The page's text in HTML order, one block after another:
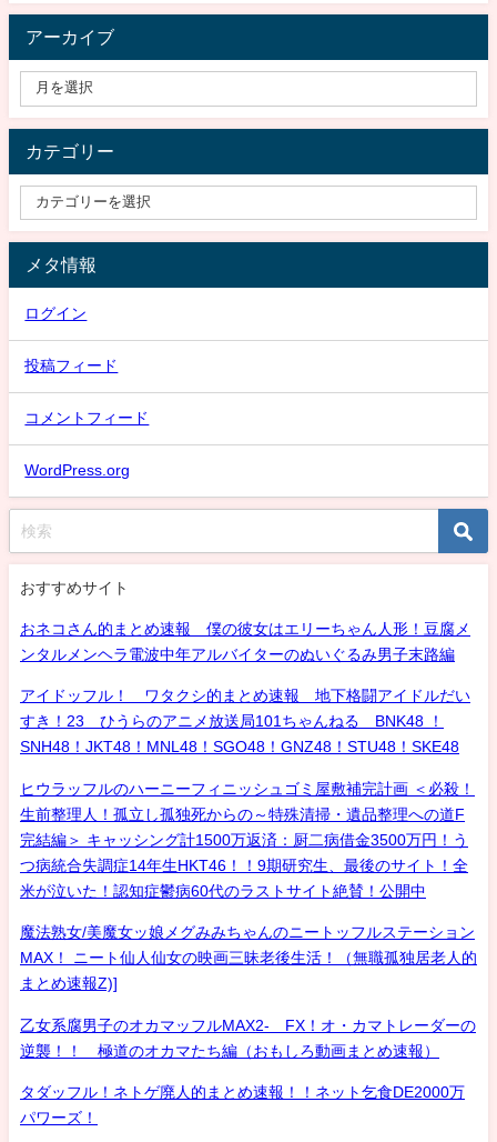
アーカイブ
カテゴリー
メタ情報
ログイン
投稿フィード
コメントフィード
WordPress.org
おすすめサイト
おネコさん的まとめ速報 僕の彼女はエリーちゃん人形！豆腐メ
ンタルメンヘラ電波中年アルバイターのぬいぐるみ男子末路編
アイドッフル！ ワタクシ的まとめ速報 地下格闘アイドルだい
すき！23 ひうらのアニメ放送局101ちゃんねる BNK48 ！
SNH48！JKT48！MNL48！SGO48！GNZ48！STU48！SKE48
ヒウラッフルのハーニーフィニッシュゴミ屋敷補完計画 ＜必殺！
生前整理人！孤立し孤独死からの～特殊清掃・遺品整理への道F
完結編＞ キャッシング計1500万返済：厨二病借金3500万円！う
つ病統合失調症14年生HKT46！！9期研究生、最後のサイト！全
米が泣いた！認知症鬱病60代のラストサイト絶賛！公開中
魔法熟女/美魔女ッ娘メグみみちゃんのニートッフルステーション
MAX！ ニート仙人仙女の映画三昧老後生活！（無職孤独居老人的
まとめ速報Z)]
乙女系腐男子のオカマッフルMAX2- FX！オ・カマトレーダーの
逆襲！！ 極道のオカマたち編（おもしろ動画まとめ速報）
タダッフル！ネトゲ廃人的まとめ速報！！ネット乞食DE2000万
パワーズ！